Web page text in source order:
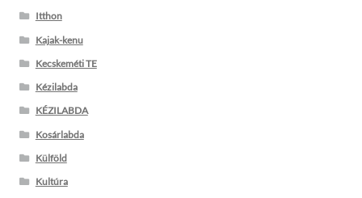
Itthon
Kajak-kenu
Kecskeméti TE
Kézilabda
KÉZILABDA
Kosárlabda
Külföld
Kultúra